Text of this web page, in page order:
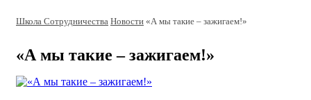
Школа Сотрудничества Новости «А мы такие – зажигаем!»
«А мы такие – зажигаем!»